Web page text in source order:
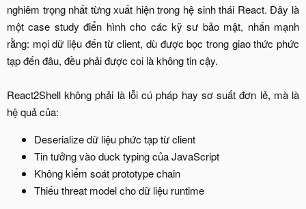
nghiêm trọng nhất từng xuất hiện trong hệ sinh thái React. Đây là
một case study điển hình cho các kỹ sư bảo mật, nhấn mạnh
rằng: mọi dữ liệu đến từ client, dù được bọc trong giao thức phức
tạp đến đâu, đều phải được coi là không tin cậy.
React2Shell không phải là lỗi cú pháp hay sơ suất đơn lẻ, mà là
hệ quả của:​
Deserialize dữ liệu phức tạp từ client​
Tin tưởng vào duck typing của JavaScript​
Không kiểm soát prototype chain​
Thiếu threat model cho dữ liệu runtime​